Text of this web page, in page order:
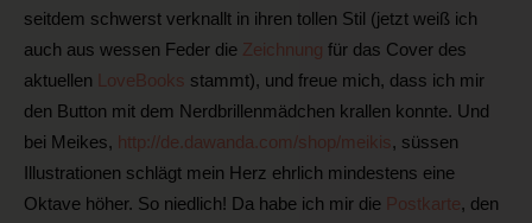
seitdem schwerst verknallt in ihren tollen Stil (jetzt weiß ich
auch aus wessen Feder die Zeichnung für das Cover des
aktuellen
LoveBooks stammt), und freue mich, dass ich mir
den Button mit dem Nerdbrillenmädchen krallen konnte. Und
bei Meikes, http://de.dawanda.com/shop/meikis, süssen
Illustrationen schlägt mein Herz ehrlich mindestens eine
Oktave höher. So niedlich! Da habe ich mir die Postkarte, den